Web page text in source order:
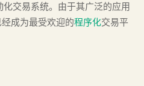
交易系统。由于其广泛的应用
经成为最受欢迎的程序化交易平